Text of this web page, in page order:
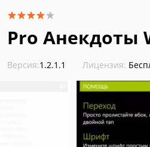
Pro Анекдоты
Версия:1.2.1.1 Лицензия: